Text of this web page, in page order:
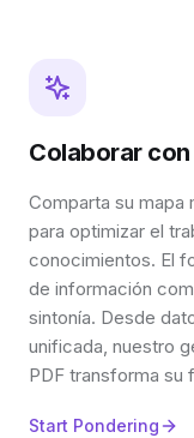
Colaborar
Comparta su mapa
para optimizar el
conocimientos. El
de información
sintonía. Desde
unificada, nuestro
PDF transforma su
Start Pondering